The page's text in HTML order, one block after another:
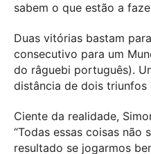
sabem o que estão a
Duas vitórias bastam
consecutivo para um
do râguebi português).
distância de dois triunfos
Ciente da realidade,
“Todas essas coisas não
resultado se jogarmos